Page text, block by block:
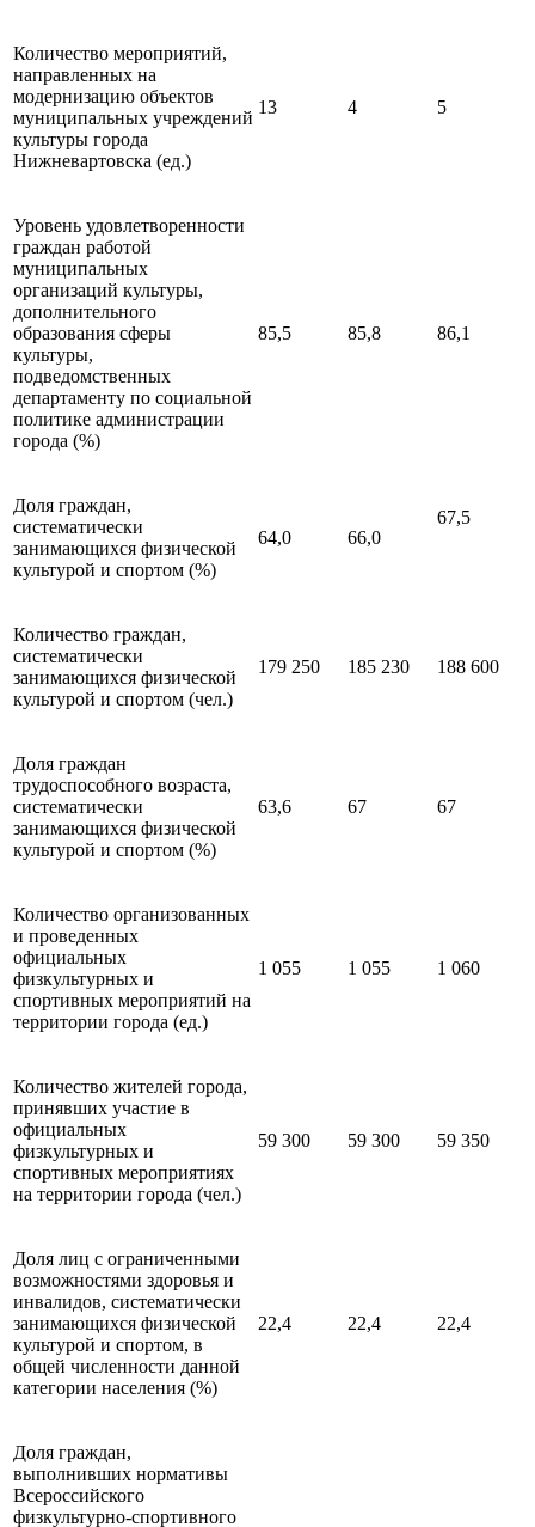
Количество мероприятий,
направленных на
модернизацию объектов
муниципальных учреждений
культуры города
Нижневартовска (ед.)
13 4 5
Уровень удовлетворенности
граждан работой
муниципальных
организаций культуры,
дополнительного
образования сферы
культуры,
подведомственных
департаменту по социальной
политике администрации
города (%)
85,5 85,8 86,1
Доля граждан,
систематически
занимающихся физической
культурой и спортом (%)
64,0 66,0
67,5
Количество граждан,
систематически
занимающихся физической
культурой и спортом (чел.)
179 250 185 230 188 600
Доля граждан
трудоспособного возраста,
систематически
занимающихся физической
культурой и спортом (%)
63,6 67 67
Количество организованных
и проведенных
официальных
физкультурных и
спортивных мероприятий на
территории города (ед.)
1 055 1 055 1 060
Количество жителей города,
принявших участие в
официальных
физкультурных и
спортивных мероприятиях
на территории города (чел.)
59 300 59 300 59 350
Доля лиц с ограниченными
возможностями здоровья и
инвалидов, систематически
занимающихся физической
культурой и спортом, в
общей численности данной
категории населения (%)
22,4 22,4 22,4
Доля граждан,
выполнивших нормативы
Всероссийского
физкультурно-спортивного